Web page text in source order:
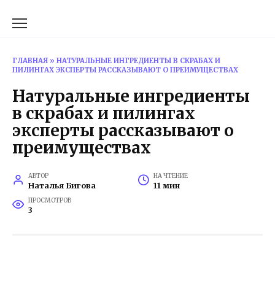
ГЛАВНАЯ » НАТУРАЛЬНЫЕ ИНГРЕДИЕНТЫ В СКРАБАХ И
ПИЛИНГАХ ЭКСПЕРТЫ РАССКАЗЫВАЮТ О ПРЕИМУЩЕСТВАХ
Натуральные ингредиенты
в скрабах и пилингах
эксперты рассказывают о
преимуществах
АВТОР
Наталья Бигова
НА ЧТЕНИЕ
11 мин
ПРОСМОТРОВ
3